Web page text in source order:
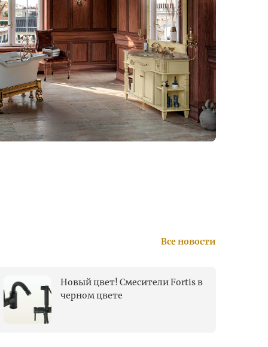
Все новости
Новый цвет! Смесители Fortis в
черном цвете